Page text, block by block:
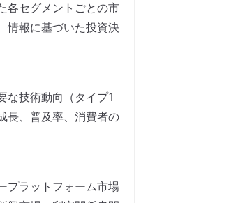
各セグメントごとの市
情報に基づいた投資決
な技術動向（タイプ1
長、普及率、消費者の
プラットフォーム市場